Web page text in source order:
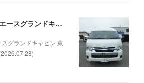
格安レンタカー ハイエースグランドキャビン 東京都O法人様ご利用事例(2026.07.28)
グランドキャビン 東